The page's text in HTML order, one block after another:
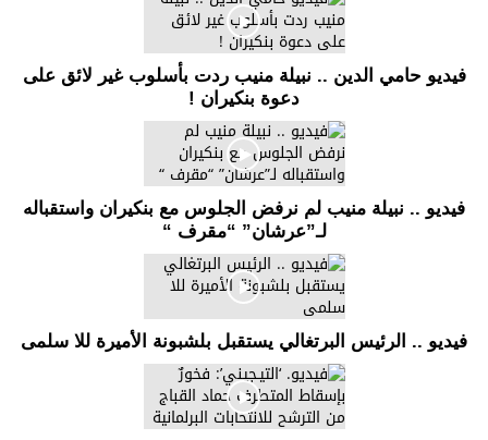
فيديو حامي الدين .. نبيلة منيب ردت بأسلوب غير لائق على
دعوة بنكيران !
فيديو .. نبيلة منيب لم نرفض الجلوس مع بنكيران واستقباله
لـ”عرشان” “مقرف “
فيديو .. الرئيس البرتغالي يستقبل بلشبونة الأميرة للا سلمى